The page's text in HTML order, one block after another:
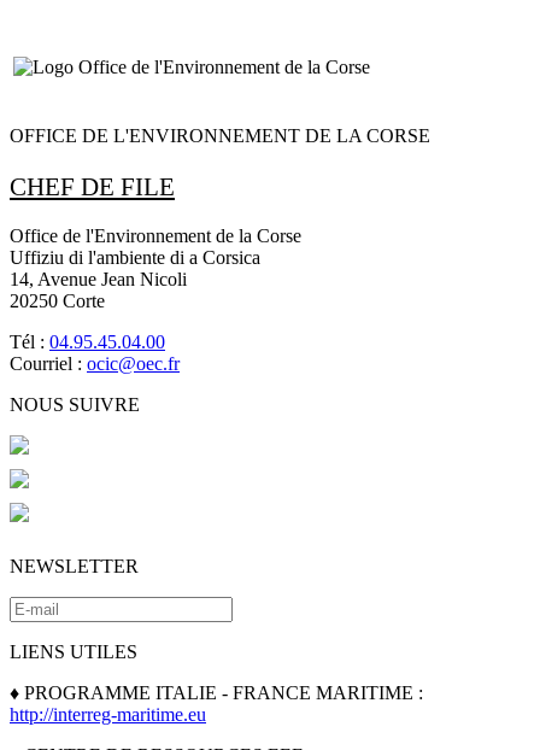
OFFICE DE L'ENVIRONNEMENT DE LA CORSE
CHEF DE FILE
Office de l'Environnement de la Corse
Uffiziu di l'ambiente di a Corsica
14, Avenue Jean Nicoli
20250 Corte
Tél : 04.95.45.04.00
Courriel : ocic@oec.fr
NOUS SUIVRE
NEWSLETTER
LIENS UTILES
♦ PROGRAMME ITALIE - FRANCE MARITIME :
http://interreg-maritime.eu